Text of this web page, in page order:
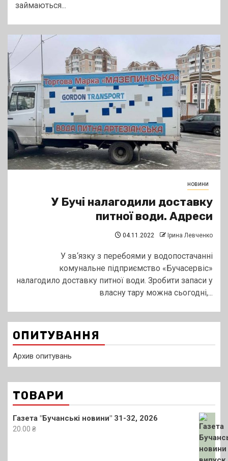
займаються...
новини
У Бучі налагодили доставку
питної води. Адреси
04.11.2022 Ірина Левченко
У зв‘язку з перебоями у водопостачанні
комунальне підприємство «Бучасервіс»
налагодило доставку питної води. Зробити запаси у
власну тару можна сьогодні,...
ОПИТУВАННЯ
Архив опитувань
ТОВАРИ
Газета "Бучанські новини" 31-32, 2026
20.00 ₴